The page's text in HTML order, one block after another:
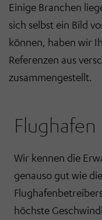
Einige Branchen
sich selbst ein Bild
können, haben wir
Referenzen aus
zusammengestellt.
Flughafen
Wir kennen die
genauso gut wie
höchste